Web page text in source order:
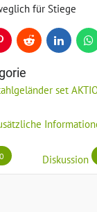
für Stiege
Reddit LinkedIn
set
0 Diskussion